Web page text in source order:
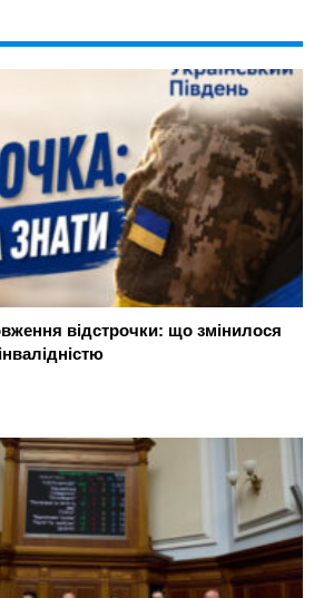
відстрочки: що змінилося